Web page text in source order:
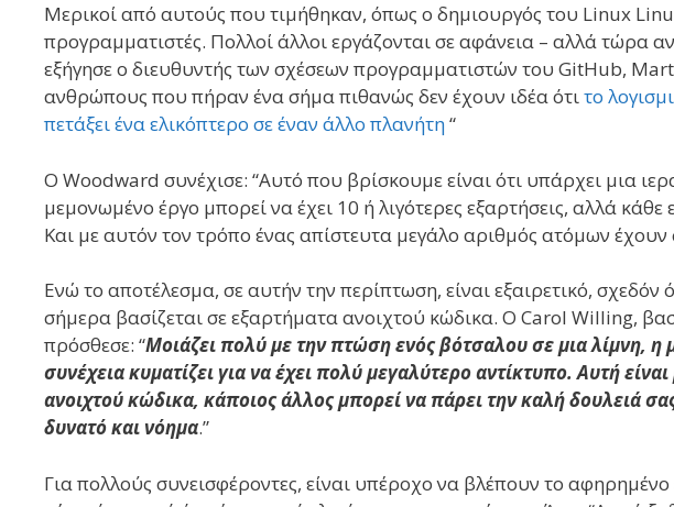
Μερικοί από αυτούς που τιμήθηκαν, όπως ο δημιουργός του Linux
προγραμματιστές. Πολλοί άλλοι εργάζονται σε αφάνεια – αλλά τώρα
εξήγησε ο διευθυντής των σχέσεων προγραμματιστών του GitHub,
ανθρώπους που πήραν ένα σήμα πιθανώς δεν έχουν ιδέα ότιτο
πετάξει ένα ελικόπτερο σε έναν άλλο πλανήτη“
Ο Woodward συνέχισε: “Αυτό που βρίσκουμε είναι ότι υπάρχει μια
μεμονωμένο έργο μπορεί να έχει 10 ή λιγότερες εξαρτήσεις, αλλά κάθε
Και με αυτόν τον τρόπο ένας απίστευτα μεγάλο αριθμός ατόμων έχουν
Ενώ το αποτέλεσμα, σε αυτήν την περίπτωση, είναι εξαιρετικό, σχεδόν
σήμερα βασίζεται σε εξαρτήματα ανοιχτού κώδικα. Ο Carol Willing,
πρόσθεσε: “Μοιάζει πολύ με την πτώση ενός βότσαλου σε μια λίμνη, η
συνέχεια κυματίζει για να έχει πολύ μεγαλύτερο αντίκτυπο. Αυτή
ανοιχτού κώδικα, κάποιος άλλος μπορεί να πάρει την καλή δουλειά
δυνατό και νόημα.”
Για πολλούς συνεισφέροντες, είναι υπέροχο να βλέπουν το